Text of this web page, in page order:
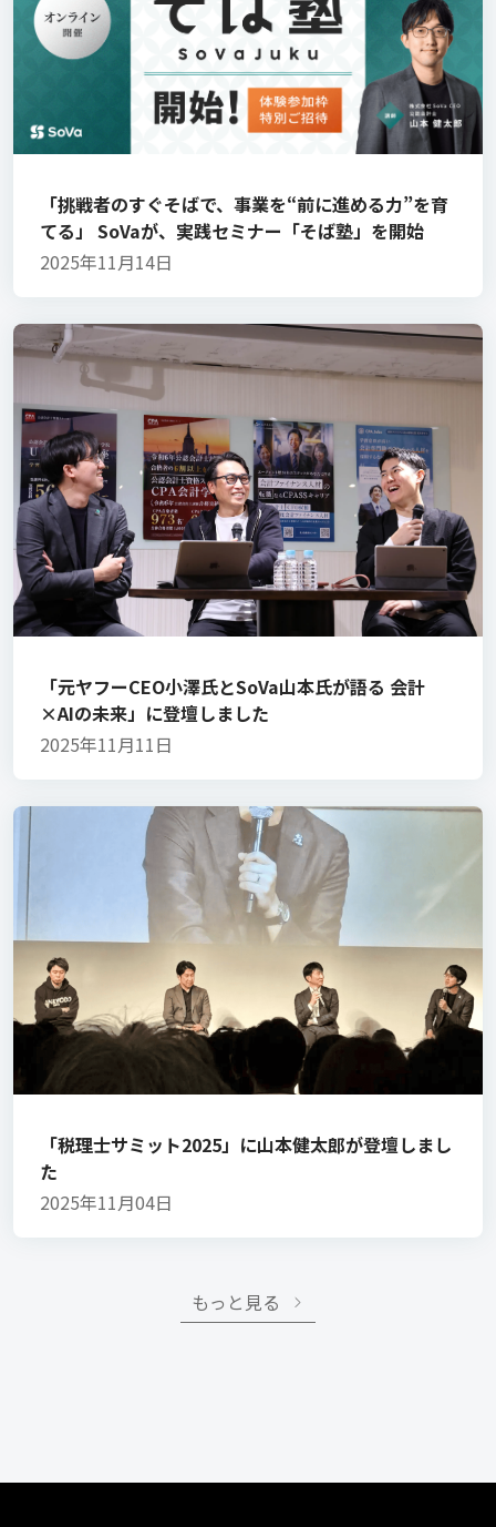
「挑戦者のすぐそばで、事業を“前に進める力”を育
てる」 SoVaが、実践セミナー「そば塾」を開始
2025年11月14日
「元ヤフーCEO小澤氏とSoVa山本氏が語る 会計
×AIの未来」に登壇しました
2025年11月11日
「税理士サミット2025」に山本健太郎が登壇しまし
た
2025年11月04日
もっと見る